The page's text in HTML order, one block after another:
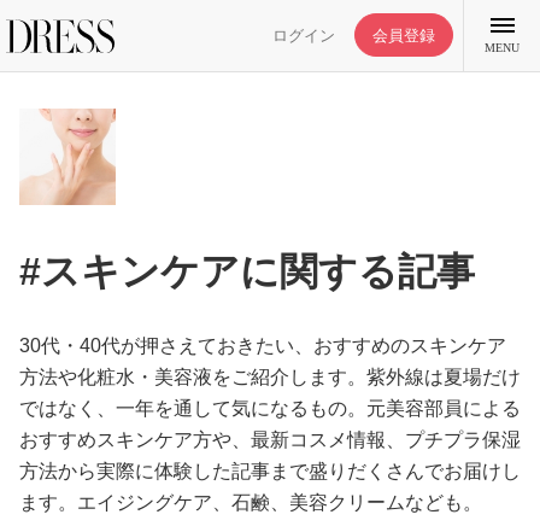
ログイン 会員登録
MENU
ライフスタイル
ファッション
恋愛/結婚/離婚
#スキンケアに関する記事
30代・40代が押さえておきたい、おすすめのスキンケア
方法や化粧水・美容液をご紹介します。紫外線は夏場だけ
ではなく、一年を通して気になるもの。元美容部員による
おすすめスキンケア方や、最新コスメ情報、プチプラ保湿
方法から実際に体験した記事まで盛りだくさんでお届けし
ます。エイジングケア、石鹸、美容クリームなども。